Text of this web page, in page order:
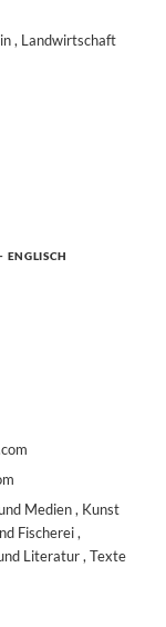
, Landwirtschaft
ENGLISCH
Medien , Kunst
Fischerei ,
Literatur , Texte